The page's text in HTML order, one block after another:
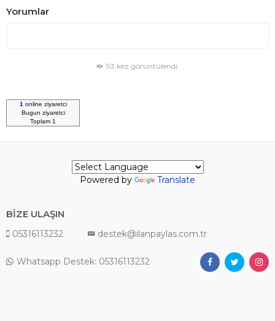
Yorumlar
93 kez görüntülendi.
1online ziyaretci
Bugun ziyaretci
Toplam 1
Powered by Translate
BİZE ULAŞIN
05316113232 destek@ilanpaylas.com.tr
Whatsapp Destek: 05316113232